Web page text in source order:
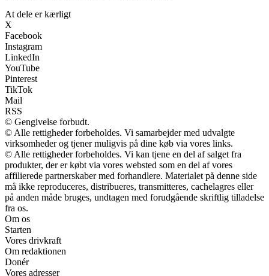
At dele er kærligt
X
Facebook
Instagram
LinkedIn
YouTube
Pinterest
TikTok
Mail
RSS
© Gengivelse forbudt.
© Alle rettigheder forbeholdes. Vi samarbejder med udvalgte
virksomheder og tjener muligvis på dine køb via vores links.
© Alle rettigheder forbeholdes. Vi kan tjene en del af salget fra
produkter, der er købt via vores websted som en del af vores
affilierede partnerskaber med forhandlere. Materialet på denne side
må ikke reproduceres, distribueres, transmitteres, cachelagres eller
på anden måde bruges, undtagen med forudgående skriftlig tilladelse
fra os.
Om os
Starten
Vores drivkraft
Om redaktionen
Donér
Vores adresser